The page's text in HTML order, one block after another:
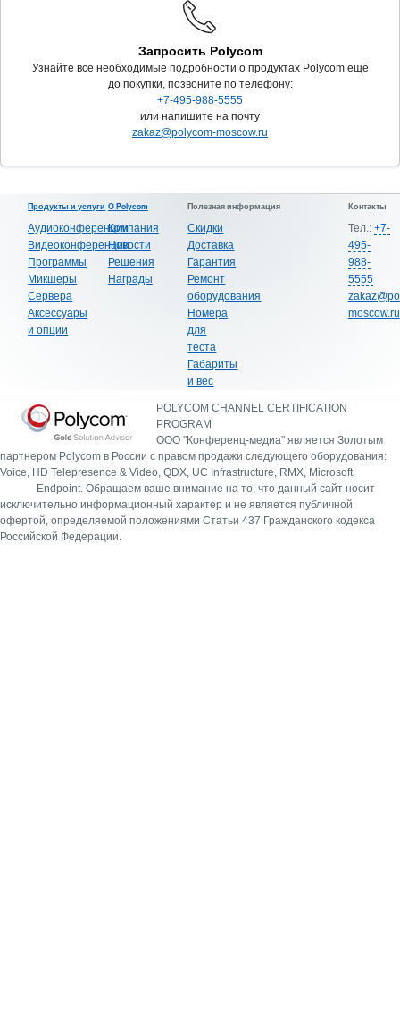
Запросить Polycom
Узнайте все необходимые подробности о продуктах Polycom ещё
до покупки, позвоните по телефону:
+7-495-988-5555
или напишите на почту
zakaz@polycom-moscow.ru
Продукты и услуги
Аудиоконференции
Видеоконференции
Программы
Микшеры
Сервера
Аксессуары
и опции
О Polycom
Компания
Новости
Решения
Награды
Полезная информация
Скидки
Доставка
Гарантия
Ремонт
оборудования
Номера
для
теста
Габариты
и вес
Контакты
Тел.: +7-
495-
988-
5555
moscow.ru
POLYCOM CHANNEL CERTIFICATION
PROGRAM
ООО "Конференц-медиа" является Золотым
партнером Polycom в России с правом продажи следующего оборудования:
Voice, HD Telepresence & Video, QDX, UC Infrastructure, RMX, Microsoft
Endpoint. Обращаем ваше внимание на то, что данный сайт носит
исключительно информационный характер и не является публичной
офертой, определяемой положениями Статьи 437 Гражданского кодекса
Российской Федерации.